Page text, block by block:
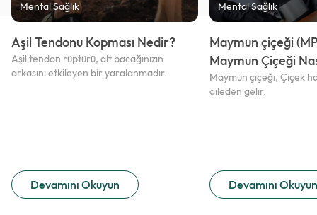
Mental Sağlık
Aşil Tendonu Kopması Nedir?
Devamını Okuyun
Aşil tendon rüptürü, alt bacağınızın
arkasını etkileyen bir yaralanmadır.
Mental Sağlık
Maymun çiçeği
Maymun Çiçeği
Devamını Okuyun
Maymun çiçeği, Çiçek
aileden gelir.